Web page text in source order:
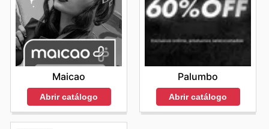
Maicao
Abrir catálogo
Palumbo
Abrir catálogo